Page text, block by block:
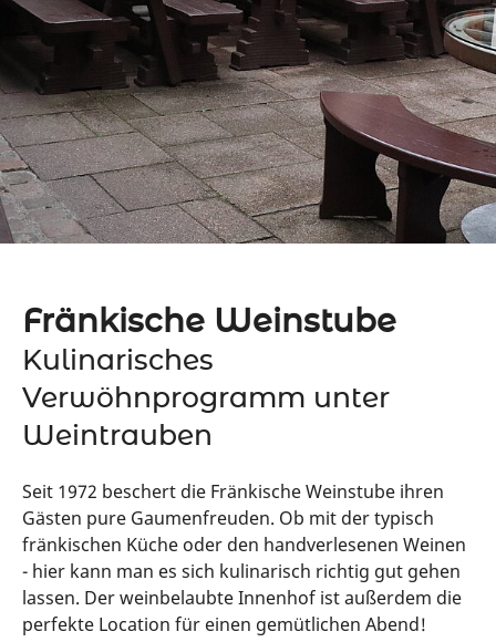
Fränkische Weinstube
Kulinarisches
Verwöhnprogramm unter
Weintrauben
Seit 1972 beschert die Fränkische Weinstube ihren
Gästen pure Gaumenfreuden. Ob mit der typisch
fränkischen Küche oder den handverlesenen Weinen
- hier kann man es sich kulinarisch richtig gut gehen
lassen. Der weinbelaubte Innenhof ist außerdem die
perfekte Location für einen gemütlichen Abend!